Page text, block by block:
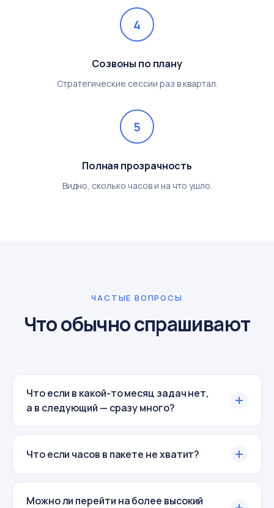
4
Созвоны по плану
Стратегические сессии раз в квартал.
5
Полная прозрачность
Видно, сколько часов и на что ушло.
ЧАСТЫЕ ВОПРОСЫ
Что обычно спрашивают
Что если в какой-то месяц задач нет,
а в следующий — сразу много?
Что если часов в пакете не хватит?
Можно ли перейти на более высокий